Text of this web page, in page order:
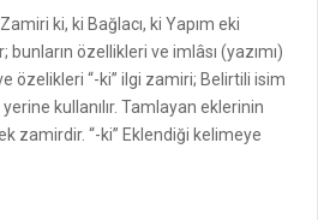
ki, ki Bağlacı, ki Yapım eki
bunların özellikleri ve imlâsı (yazımı)
özelikleri “-ki” ilgi zamiri; Belirtili isim
kullanılır. Tamlayan eklerinin
zamirdir. “-ki” Eklendiği kelimeye